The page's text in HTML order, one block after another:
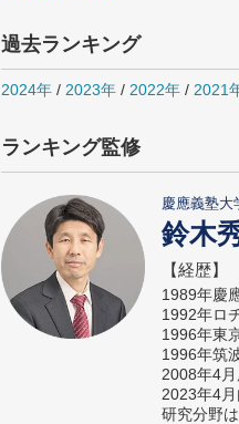
過去ランキング
2024年 / 2023年 / 2022年 / 2021
ランキング監修
慶應義塾大
鈴木
【経歴】
1989年慶
1992年ロ
1996年東
1996年筑
2008年4
2023年4
研究分野